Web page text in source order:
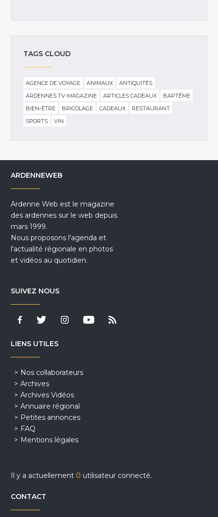
TAGS CLOUD
AGENCE DE VOYAGE ANIMAUX
ANTIQUITÉS
ARDENNES TV-MAGAZINE
ARTICLES CADEAUX
BAPTÊME
BIEN-ÊTRE
BRICOLAGE CADEAUX
RESTAURANT
SPORTS
VIN
ARDENNEWEB
Ardenne Web est le magazine
des ardennes sur le web depuis
mars 1999.
Nous proposons l'agenda et
l'actualité régionale en photos
et vidéos au quotidien.
SUIVEZ NOUS
LIENS UTILES
Nos collaborateurs
Archives
Archives Vidéos
Annuaire régional
Petites annonces
FAQ
Mentions légales
Il y a actuellement 0 utilisateur connecté.
CONTACT